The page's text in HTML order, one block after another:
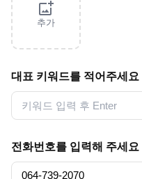
추가
대표 키워드를 적어주세요
전화번호를 입력해 주세요